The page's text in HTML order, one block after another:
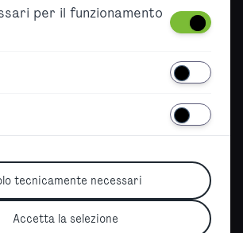
per il funzionamento
tecnicamente necessari
Accetta la selezione
| English Version Spanish Version